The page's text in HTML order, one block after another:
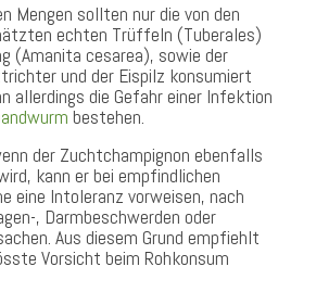
Mengen sollten nur die von den
echten Trüffeln (Tuberales)
(Amanita cesarea), sowie der
und der Eispilz konsumiert
allerdings die Gefahr einer Infektion
bestehen.
der Zuchtchampignon ebenfalls
kann er bei empfindlichen
eine Intoleranz vorweisen, nach
, Darmbeschwerden oder
Aus diesem Grund empfiehlt
Vorsicht beim Rohkonsum